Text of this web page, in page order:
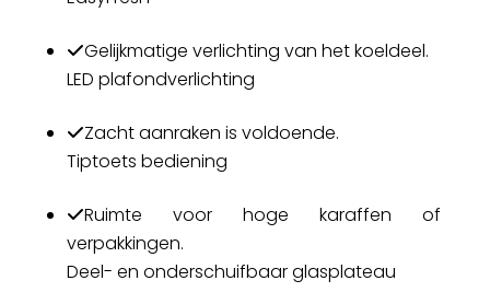
Gelijkmatige verlichting van het koeldeel.
LED plafondverlichting
Zacht aanraken is voldoende.
Tiptoets bediening
Ruimte voor hoge karaffen of
verpakkingen.
Deel- en onderschuifbaar glasplateau